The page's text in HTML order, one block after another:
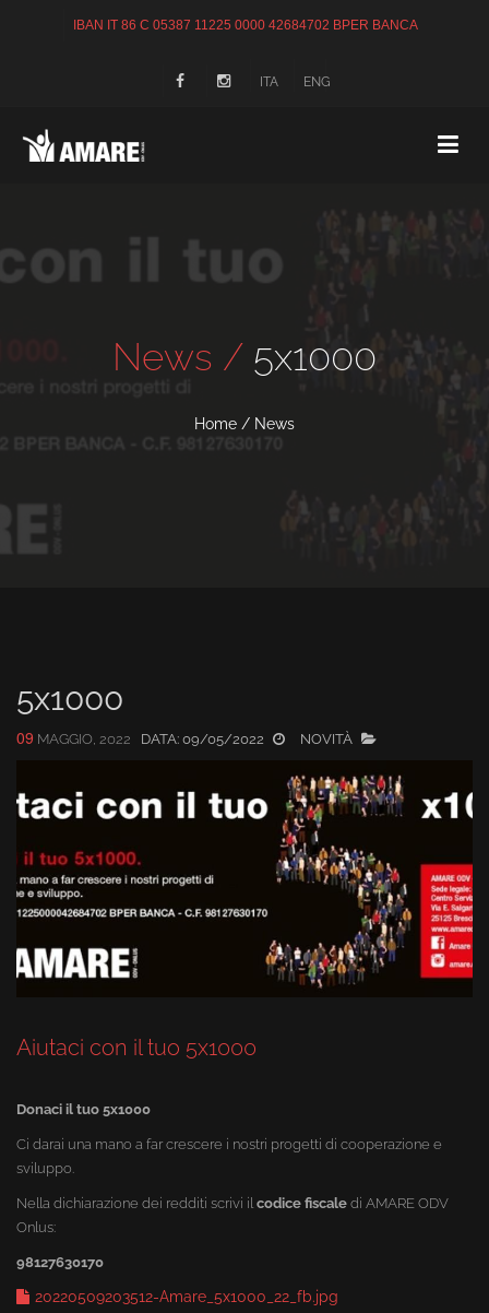
IBAN IT 86 C 05387 11225 0000 42684702 BPER BANCA
ITA ENG
News / 5x1000
Home / News
5x1000
09 MAGGIO, 2022 DATA: 09/05/2022 NOVITÀ
Aiutaci con il tuo 5x1000
Donaci il tuo 5x1000
Ci darai una mano a far crescere i nostri progetti di cooperazione e
sviluppo.
Nella dichiarazione dei redditi scrivi ilcodice fiscale di AMARE ODV
Onlus:
98127630170
20220509203512-Amare_5x1000_22_fb.jpg